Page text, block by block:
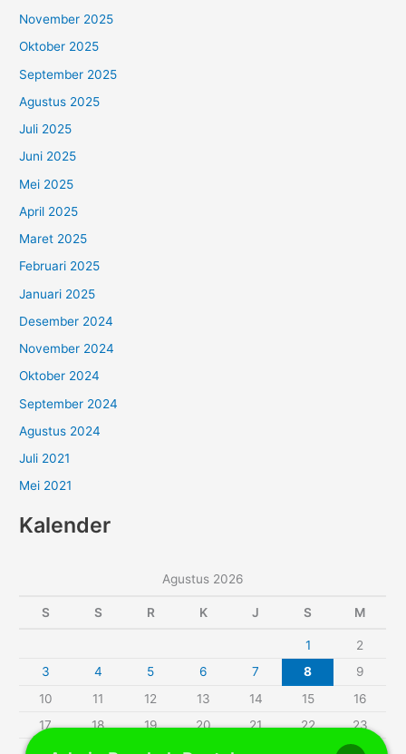
November 2025
Oktober 2025
September 2025
Agustus 2025
Juli 2025
Juni 2025
Mei 2025
April 2025
Maret 2025
Februari 2025
Januari 2025
Desember 2024
November 2024
Oktober 2024
September 2024
Agustus 2024
Juli 2021
Mei 2021
Kalender
Agustus 2026
S S R K J S M
1
2
3
4 5 6 7 8
9
10
11 12 13 14 15
16
17
18 19 20 21 22
23
24
25 26 30